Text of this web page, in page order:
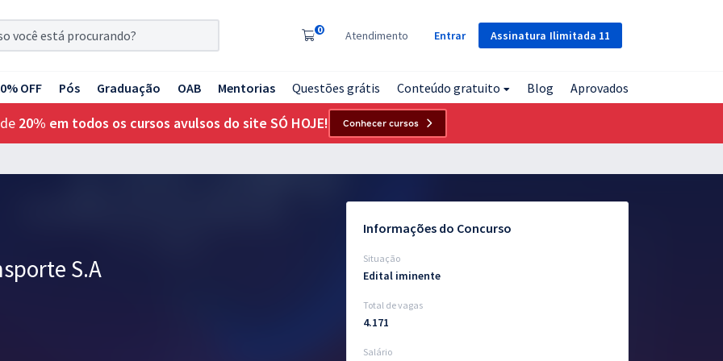
Assinatura Ilimitada 11
0 Atendimento Entrar
OFF Pós Graduação OAB Mentorias Questões grátis Conteúdo gratuito Blog Aprovados
20% em todos os cursos avulsos do site SÓ HOJE! Conhecer cursos
S.A
Informações do Concurso
Situação
Edital iminente
Total de vagas
4.171
Salário